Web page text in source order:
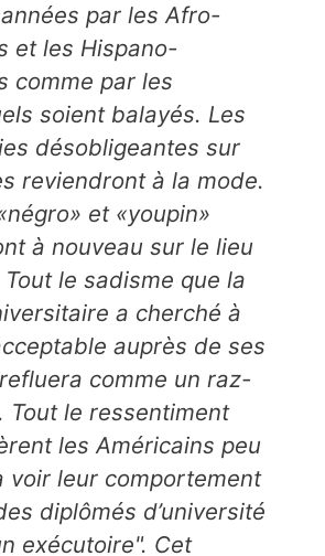
par les Afro-
et les Hispano-
comme par les
soient balayés. Les
désobligeantes sur
reviendront à la mode.
et «youpin»
à nouveau sur le lieu
le sadisme que la
a cherché à
auprès de ses
comme un raz-
Tout le ressentiment
les Américains peu
voir leur comportement
diplômés d’université
exécutoire". Cet